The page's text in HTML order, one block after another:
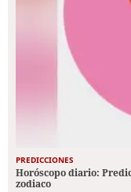
PREDICCIONES
Horóscopo diario:
zodiaco